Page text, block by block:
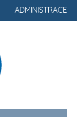
ADMINISTRACE